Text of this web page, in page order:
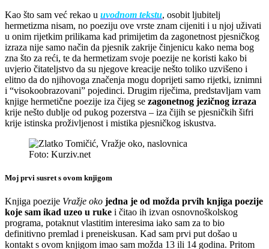
Kao što sam već rekao u uvodnom tekstu, osobit ljubitelj
hermetizma nisam, no poeziju ove vrste znam cijeniti i u njoj uživati
u onim rijetkim prilikama kad primijetim da zagonetnost pjesničkog
izraza nije samo način da pjesnik zakrije činjenicu kako nema bog
zna što za reći, te da hermetizam svoje poezije ne koristi kako bi
uvjerio čitateljstvo da su njegove kreacije nešto toliko uzvišeno i
elitno da do njihovoga značenja mogu doprijeti samo rijetki, iznimni
i “visokoobrazovani” pojedinci. Drugim riječima, predstavljam vam
knjige hermetične poezije iza čijeg se zagonetnog jezičnog izraza
krije nešto dublje od pukog pozerstva – iza čijih se pjesničkih šifri
krije istinska proživljenost i mistika pjesničkog iskustva.
Foto: Kurziv.net
Moj prvi susret s ovom knjigom
Knjiga poezije Vražje oko jedna je od možda prvih knjiga poezije
koje sam ikad uzeo u ruke i čitao ih izvan osnovnoškolskog
programa, potaknut vlastitim interesima iako sam za to bio
definitivno premlad i preneiskusan. Kad sam prvi put došao u
kontakt s ovom knjigom imao sam možda 13 ili 14 godina. Pritom